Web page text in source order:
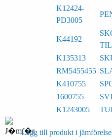
K12424-
PD3005
K44192
K135313
RM5455455
K410755
1600755
K1243005
Lägg till produkt i